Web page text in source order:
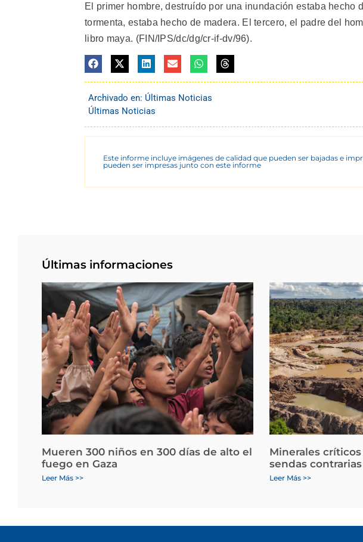
El primer hombre, destruído por una inundación estaba hecho
tormenta, estaba hecho de madera. El tercero, el padre del
libro maya. (FIN/IPS/dc/dg/cr-if-dv/96).
Archivado en: Últimas Noticias
Últimas Noticias
Este informe incluye imágenes de calidad que pueden ser bajadas e
pueden ser impresas junto con este informe
Últimas informaciones
Mueren 300 niños en 300 días de alto el
fuego en Gaza
Leer Más >>
Minerales
sendas
Leer Más >>